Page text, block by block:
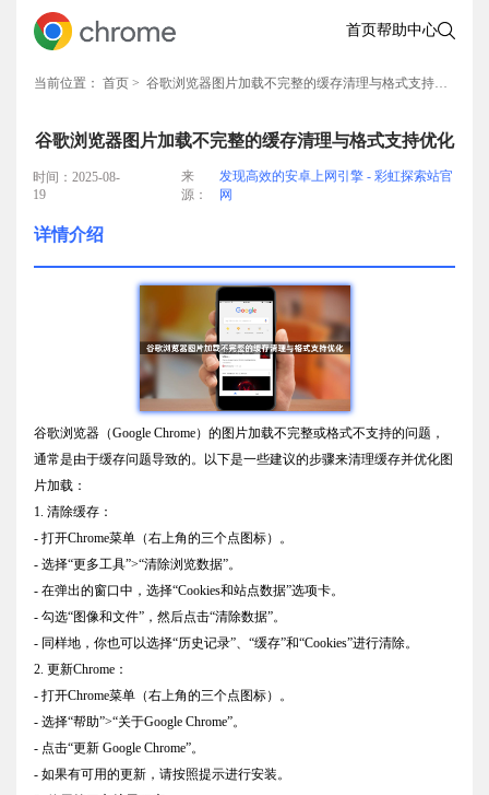
首页帮助中心
当前位置： 首页 > 谷歌浏览器图片加载不完整的缓存清理与格式支持优化
谷歌浏览器图片加载不完整的缓存清理与格式支持优化
时间：2025-08-
19
来
源：
发现高效的安卓上网引擎 - 彩虹探索站官
网
详情介绍
谷歌浏览器（Google Chrome）的图片加载不完整或格式不支持的问题，
通常是由于缓存问题导致的。以下是一些建议的步骤来清理缓存并优化图
片加载：
1. 清除缓存：
- 打开Chrome菜单（右上角的三个点图标）。
- 选择“更多工具”>“清除浏览数据”。
- 在弹出的窗口中，选择“Cookies和站点数据”选项卡。
- 勾选“图像和文件”，然后点击“清除数据”。
- 同样地，你也可以选择“历史记录”、“缓存”和“Cookies”进行清除。
2. 更新Chrome：
- 打开Chrome菜单（右上角的三个点图标）。
- 选择“帮助”>“关于Google Chrome”。
- 点击“更新 Google Chrome”。
- 如果有可用的更新，请按照提示进行安装。